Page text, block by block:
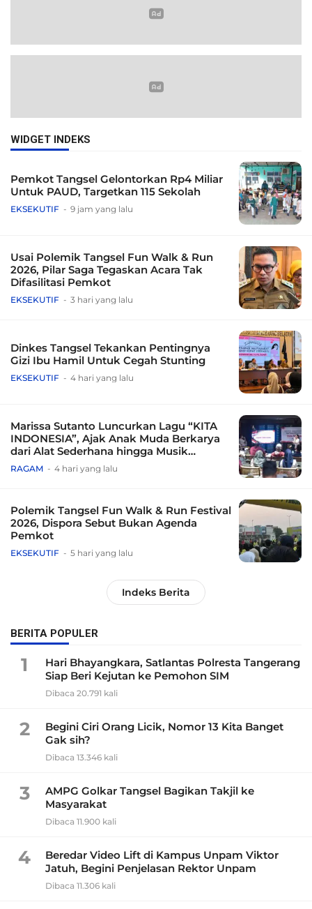
WIDGET INDEKS
Pemkot Tangsel Gelontorkan Rp4 Miliar
Untuk PAUD, Targetkan 115 Sekolah
EKSEKUTIF 9 jam yang lalu
Usai Polemik Tangsel Fun Walk & Run
2026, Pilar Saga Tegaskan Acara Tak
Difasilitasi Pemkot
EKSEKUTIF 3 hari yang lalu
Dinkes Tangsel Tekankan Pentingnya
Gizi Ibu Hamil Untuk Cegah Stunting
EKSEKUTIF 4 hari yang lalu
Marissa Sutanto Luncurkan Lagu “KITA
INDONESIA”, Ajak Anak Muda Berkarya
dari Alat Sederhana hingga Musik
Tradisional
RAGAM 4 hari yang lalu
Polemik Tangsel Fun Walk & Run Festival
2026, Dispora Sebut Bukan Agenda
Pemkot
EKSEKUTIF 5 hari yang lalu
Indeks Berita
BERITA POPULER
1
Hari Bhayangkara, Satlantas Polresta Tangerang
Siap Beri Kejutan ke Pemohon SIM
Dibaca 20.791 kali
2
Begini Ciri Orang Licik, Nomor 13 Kita Banget
Gak sih?
Dibaca 13.346 kali
3
AMPG Golkar Tangsel Bagikan Takjil ke
Masyarakat
Dibaca 11.900 kali
4
Beredar Video Lift di Kampus Unpam Viktor
Jatuh, Begini Penjelasan Rektor Unpam
Dibaca 11.306 kali